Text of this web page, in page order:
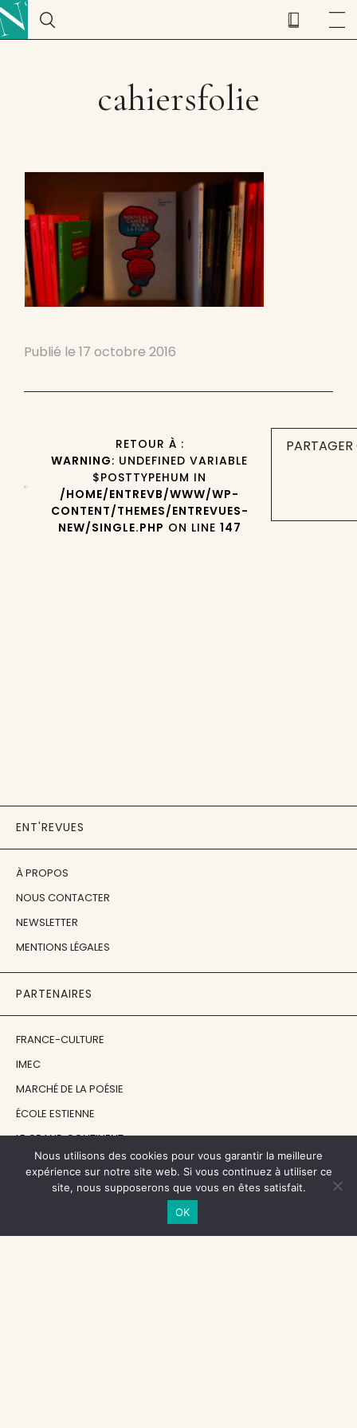
cahiersfolie
Publié le 17 octobre 2016
RETOUR À :
WARNING: UNDEFINED VARIABLE
$POSTTYPEHUM IN
/HOME/ENTREVB/WWW/WP-
CONTENT/THEMES/ENTREVUES-
NEW/SINGLE.PHP ON LINE 147
ENT'REVUES
À PROPOS
NOUS CONTACTER
NEWSLETTER
MENTIONS LÉGALES
PARTENAIRES
FRANCE-CULTURE
IMEC
MARCHÉ DE LA POÉSIE
ÉCOLE ESTIENNE
LE GRAND CONTINENT
DIACRITIK
EN ATTENDANT NADEAU
NOS SOUTIENS
Nous utilisons des cookies pour vous garantir la meilleure
expérience sur notre site web. Si vous continuez à utiliser ce
site, nous supposerons que vous en êtes satisfait.
OK